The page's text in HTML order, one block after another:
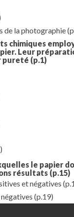
de la photographie
chimiques
Leur
pureté (p.1)
le papier
résultats (p.15)
et négatives
(p.19)